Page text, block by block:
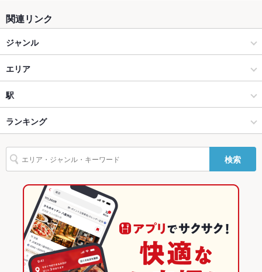
関連リンク
ジャンル
洋食
洋食全般
大津 × 洋食
大津 × 洋食全般
大谷駅 × 洋食
大谷駅 × 洋食全般
エリア
大津駅
大津駅 × 洋食
大津駅 × 洋食全般
滋賀
滋賀 × 洋食
滋賀 × 洋食全般
駅
大谷駅
ランキング
滋賀のグルメランキング
滋賀の洋食ランキング
大津のグルメランキング
大津の洋食ランキング
大津駅のグルメランキング
検索